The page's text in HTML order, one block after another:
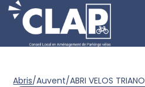
Abris/Auvent/ABRI VELOS TRIANO